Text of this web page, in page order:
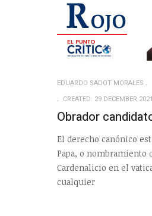
EDUARDO SADOT MORALES
CREATED: 29 DECEMBER 2021
Obrador
El derecho canónico
Papa, o nombramiento
Cardenalicio en el
cualquier